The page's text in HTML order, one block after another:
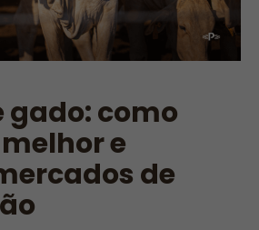
gado: como
e
de